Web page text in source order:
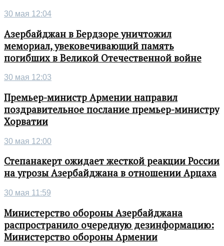
30 мая 12:04
Азербайджан в Бердзоре уничтожил
мемориал, увековечивающий память
погибших в Великой Отечественной войне
30 мая 12:03
Премьер-министр Армении направил
поздравительное послание премьер-министру
Хорватии
30 мая 12:00
Степанакерт ожидает жесткой реакции России
на угрозы Азербайджана в отношении Арцаха
30 мая 11:59
Министерство обороны Азербайджана
распространило очередную дезинформацию:
Министерство обороны Армении